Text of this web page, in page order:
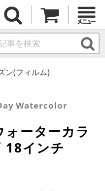
ン(フィルム)
Watercolor
ーターカラ
18インチ